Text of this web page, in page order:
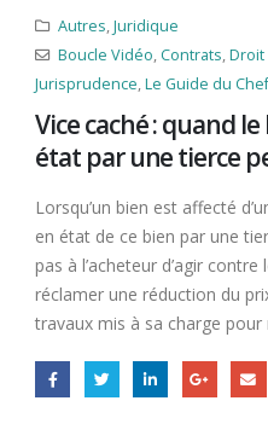
Autres,Juridique
Boucle Vidéo,Contrats,Droit
Jurisprudence,Le Guide du
Vice caché : quand
état par une tierce
Lorsqu’un bien est affecté
en état de ce bien par une
pas à l’acheteur d’agir
réclamer une réduction du
travaux mis à sa charge pour